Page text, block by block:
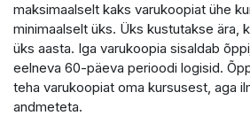
maksimaalselt kaks varukoopiat ühe
minimaalselt üks. Üks kustutakse ära,
üks aasta. Iga varukoopia sisaldab
eelneva 60-päeva perioodi logisid.
teha varukoopiat oma kursusest, aga
andmeteta.